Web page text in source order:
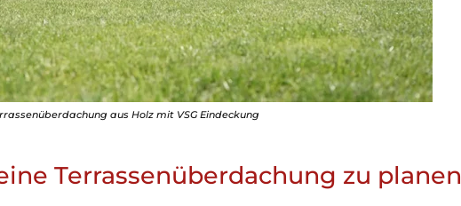
aus Holz mit VSG Eindeckung
Terrassenüberdachung zu planen